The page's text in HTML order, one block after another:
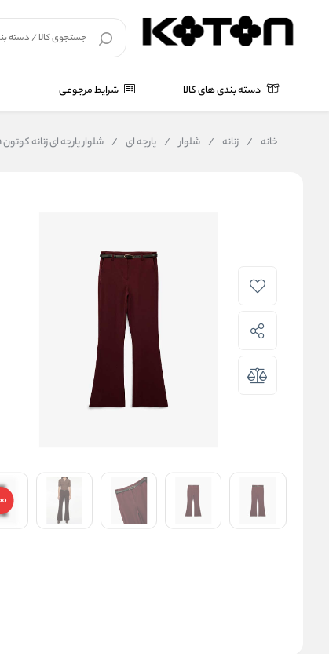
دسته بندی های کالا شرایط مرجوعی
خانه / زنانه / شلوار / پارچه ای / شلوار پارچه ای زنانه کوتون Koton کد 6WAK40203UW